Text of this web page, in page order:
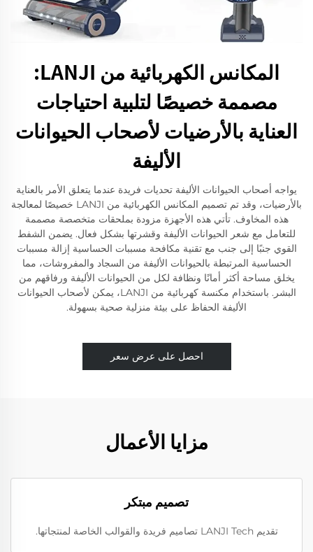
المكانس الكهربائية من LANJI:
مصممة خصيصًا لتلبية احتياجات
العناية بالأرضيات لأصحاب الحيوانات
الأليفة
يواجه أصحاب الحيوانات الأليفة تحديات فريدة عندما يتعلق الأمر بالعناية
بالأرضيات، وقد تم تصميم المكانس الكهربائية من LANJI خصيصًا لمعالجة
هذه المخاوف. تأتي هذه الأجهزة مزودة بملحقات متخصصة مصممة
للتعامل مع شعر الحيوانات الأليفة وقشرتها بشكل فعال. يضمن الشفط
القوي جنبًا إلى جنب مع تقنية مكافحة مسببات الحساسية إزالة مسببات
الحساسية المرتبطة بالحيوانات الأليفة من السجاد والمفروشات، مما
يخلق مساحة أكثر أمانًا ونظافة لكل من الحيوانات الأليفة ورفاقهم من
البشر. باستخدام مكنسة كهربائية من LANJI، يمكن لأصحاب الحيوانات
الأليفة الحفاظ على بيئة منزلية صحية بسهولة.
احصل على عرض سعر
مزايا الأعمال
تصميم مبتكر
تقديم LANJI Tech تصاميم فريدة والقوالب الخاصة لمنتجاتها.